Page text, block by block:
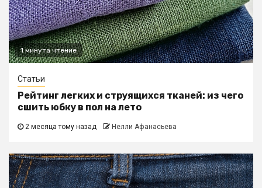
1 минута чтение
Статьи
Рейтинг легких и струящихся тканей: из чего
сшить юбку в пол на лето
2 месяца тому назад Нелли Афанасьева